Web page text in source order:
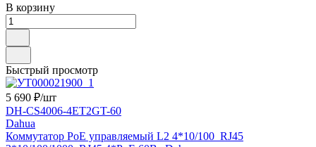
В корзину
Быстрый просмотр
5 690 ₽/шт
DH-CS4006-4ET2GT-60
Dahua
Коммутатор PoE управляемый L2 4*10/100_RJ45